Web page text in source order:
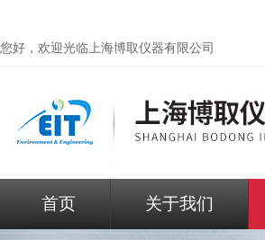
您好，欢迎光临上海博取仪器有限公司
首页 关于我们